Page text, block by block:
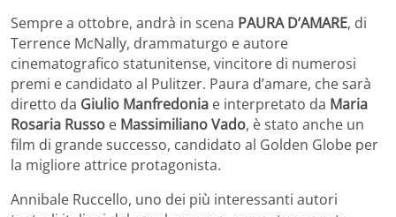
Sempre a ottobre, andrà in scena PAURA D’AMARE, di
Terrence McNally, drammaturgo e autore
cinematografico statunitense, vincitore di numerosi
premi e candidato al Pulitzer. Paura d’amare, che sarà
diretto da Giulio Manfredonia e interpretato da Maria
Rosaria Russo e Massimiliano Vado, è stato anche un
film di grande successo, candidato al Golden Globe per
la migliore attrice protagonista.
Annibale Ruccello, uno dei più interessanti autori